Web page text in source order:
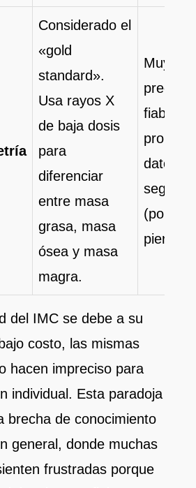
Considerado el
«gold
standard».
Usa rayos X
de baja dosis
para
diferenciar
entre masa
grasa, masa
ósea y masa
magra.
Muy alta
datos
(por
pierna,
del IMC se debe a su
costo, las mismas
hacen impreciso para
individual. Esta paradoja
brecha de conocimiento
general, donde muchas
frustradas porque